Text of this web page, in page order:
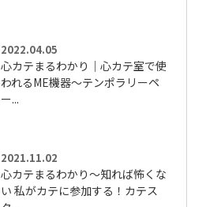
2022.04.05
心カテまるわかり｜心カテ室で使
われるME機器～テンポラリーペ
ー...
2021.11.02
心カテまるわかり～知れば怖くな
い 私がカテに参加する！カテス